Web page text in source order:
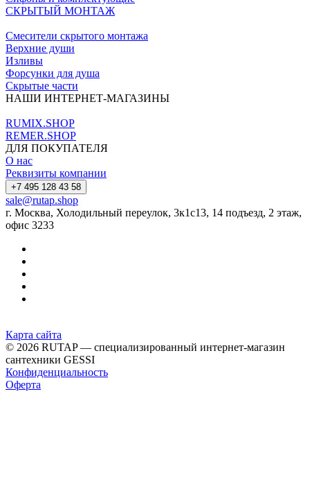
СКРЫТЫЙ МОНТАЖ
Смесители скрытого монтажа
Верхние души
Изливы
Форсунки для душа
Скрытые части
НАШИ ИНТЕРНЕТ-МАГАЗИНЫ
RUMIX.SHOP
REMER.SHOP
ДЛЯ ПОКУПАТЕЛЯ
О нас
Реквизиты компании
+7 495 128 43 58
sale@rutap.shop
г. Москва, Холодильный переулок, 3к1с13, 14 подъезд, 2 этаж,
офис 3233
Карта сайта
© 2026 RUTAP — специализированный интернет-магазин
сантехники GESSI
Конфиденциальность
Оферта